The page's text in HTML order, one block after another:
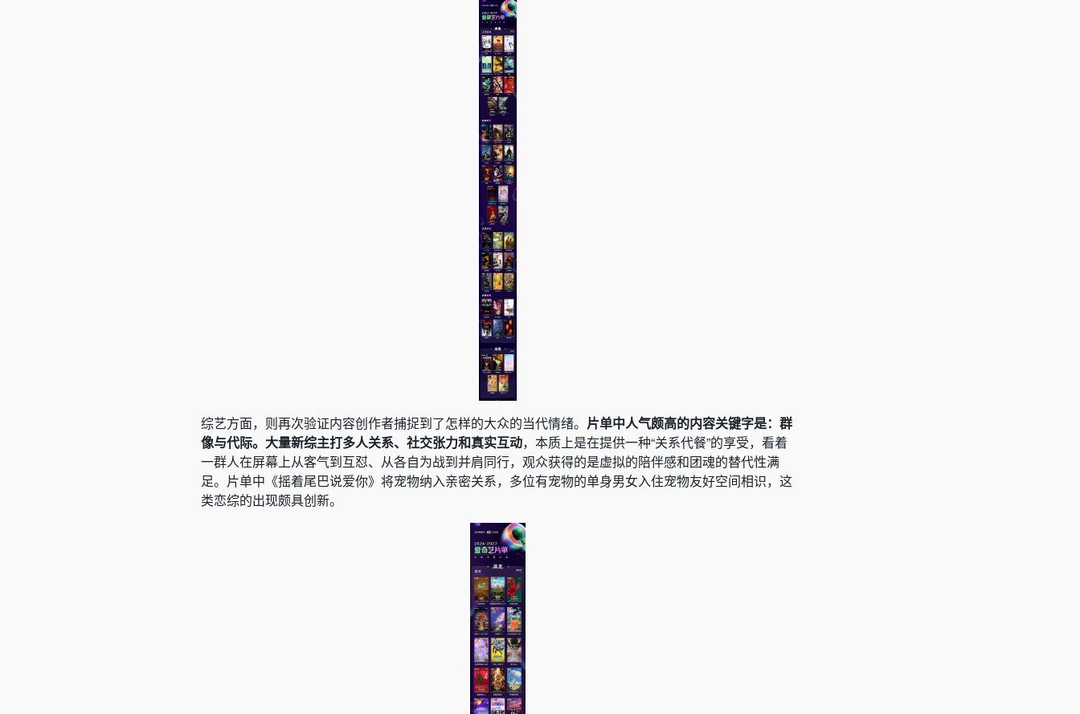
综艺方面，则再次验证内容创作者捕捉到了怎样的大众的当代情绪。 片单中人气颇高的内容关键字是：群
像与代际。大量新综主打多人关系、社交张力和真实互动，本质上是在提供一种“关系代餐”的享受，看着
一群人在屏幕上从客气到互怼、从各自为战到并肩同行，观众获得的是虚拟的陪伴感和团魂的替代性满
足。片单中《摇着尾巴说爱你》将宠物纳入亲密关系，多位有宠物的单身男女入住宠物友好空间相识，这
类恋综的出现颇具创新。